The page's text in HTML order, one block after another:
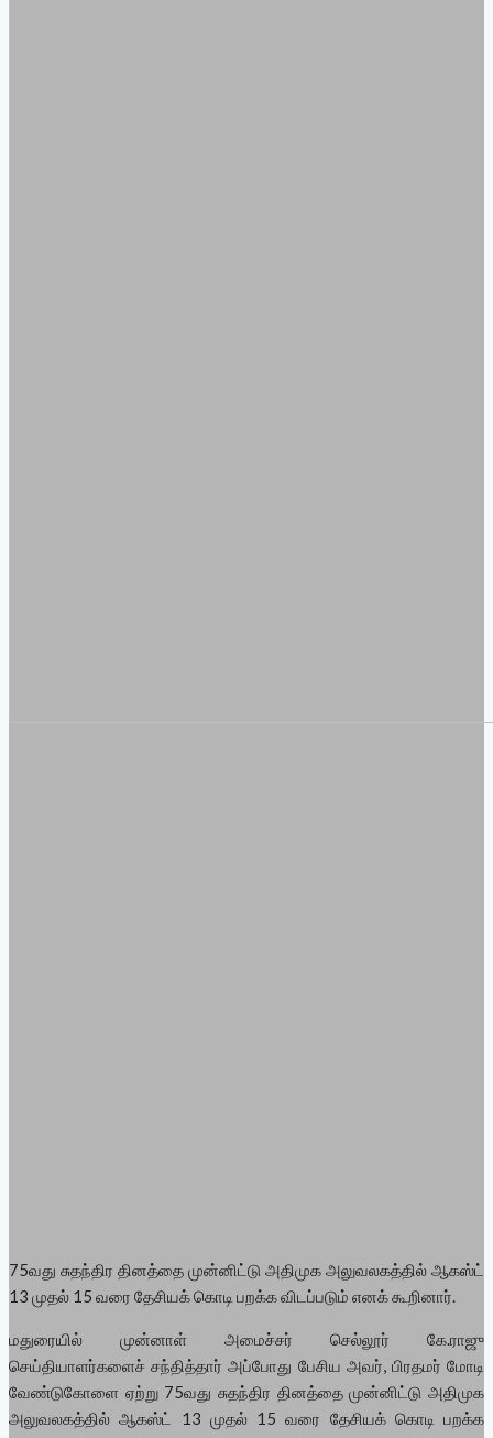
75வது சுதந்திர தினத்தை முன்னிட்டு அதிமுக அலுவலகத்தில் ஆகஸ்ட்
13 முதல் 15 வரை தேசியக் கொடி பறக்க விடப்படும் எனக் கூறினார்.
மதுரையில் முன்னாள் அமைச்சர் செல்லூர் கே.ராஜு
செய்தியாளர்களைச் சந்தித்தார் அப்போது பேசிய அவர், பிரதமர் மோடி
வேண்டுகோளை ஏற்று 75வது சுதந்திர தினத்தை முன்னிட்டு அதிமுக
அலுவலகத்தில் ஆகஸ்ட் 13 முதல் 15 வரை தேசியக் கொடி பறக்க